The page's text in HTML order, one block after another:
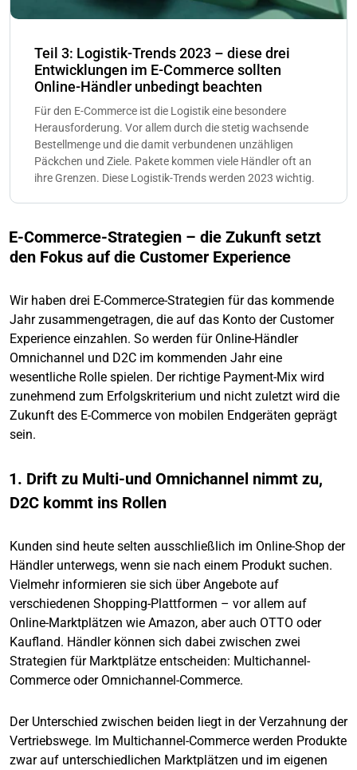
Teil 3: Logistik-Trends 2023 – diese drei
Entwicklungen im E-Commerce sollten
Online-Händler unbedingt beachten
Für den E-Commerce ist die Logistik eine besondere
Herausforderung. Vor allem durch die stetig wachsende
Bestellmenge und die damit verbundenen unzähligen
Päckchen und Ziele. Pakete kommen viele Händler oft an
ihre Grenzen. Diese Logistik-Trends werden 2023 wichtig.
E-Commerce-Strategien – die Zukunft setzt
den Fokus auf die Customer Experience
Wir haben drei E-Commerce-Strategien für das kommende
Jahr zusammengetragen, die auf das Konto der Customer
Experience einzahlen. So werden für Online-Händler
Omnichannel und D2C im kommenden Jahr eine
wesentliche Rolle spielen. Der richtige Payment-Mix wird
zunehmend zum Erfolgskriterium und nicht zuletzt wird die
Zukunft des E-Commerce von mobilen Endgeräten geprägt
sein.
1. Drift zu Multi-und Omnichannel nimmt zu,
D2C kommt ins Rollen
Kunden sind heute selten ausschließlich im Online-Shop der
Händler unterwegs, wenn sie nach einem Produkt suchen.
Vielmehr informieren sie sich über Angebote auf
verschiedenen Shopping-Plattformen – vor allem auf
Online-Marktplätzen wie Amazon, aber auch OTTO oder
Kaufland. Händler können sich dabei zwischen zwei
Strategien für Marktplätze entscheiden: Multichannel-
Commerce oder Omnichannel-Commerce.
Der Unterschied zwischen beiden liegt in der Verzahnung der
Vertriebswege. Im Multichannel-Commerce werden Produkte
zwar auf unterschiedlichen Marktplätzen und im eigenen